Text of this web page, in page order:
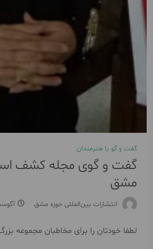
گفت و گو با هنرمندان
گفت و گوی مجله کشف
مشق
انتشارات بین‌المللی حوزه مشق آگوست 24,
لطفا خودتان را برای مخاطبان مجموعه